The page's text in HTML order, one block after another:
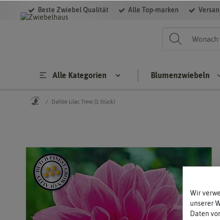
Beste Zwiebel Qualität Alle Top-marken
Alle Kategorien
Steckzwiebe
Wintersteckz
wiebeln
Gelbe
er
Blumenzwiebeln
Dahlie Lilac Time (1 Stück)
Wir
unserer
Daten